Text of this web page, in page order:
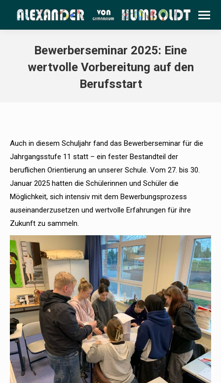
Bewerberseminar 2025: Eine
wertvolle Vorbereitung auf den
Berufsstart
Auch in diesem Schuljahr fand das Bewerberseminar für die
Jahrgangsstufe 11 statt – ein fester Bestandteil der
beruflichen Orientierung an unserer Schule. Vom 27. bis 30.
Januar 2025 hatten die Schülerinnen und Schüler die
Möglichkeit, sich intensiv mit dem Bewerbungsprozess
auseinanderzusetzen und wertvolle Erfahrungen für ihre
Zukunft zu sammeln.